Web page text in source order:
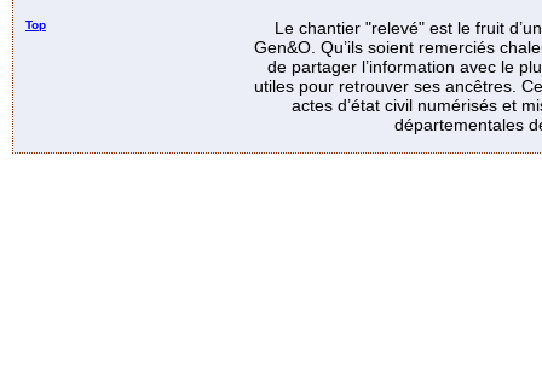
Top
Le chantier "relevé" est le fruit
Gen&O. Qu’ils soient remerciés
de partager l’information avec le
utiles pour retrouver ses ancêtres.
actes d’état civil numérisés et
départementales